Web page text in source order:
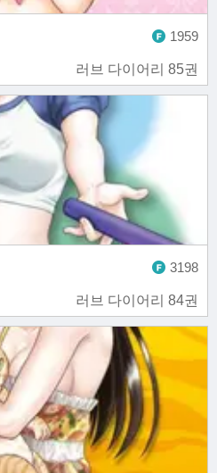
러브 다이어리 85권
1959
러브 다이어리 84권
3198